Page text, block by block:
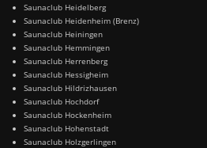
Saunaclub Heidelberg
Saunaclub Heidenheim (Brenz)
Saunaclub Heiningen
Saunaclub Hemmingen
Saunaclub Herrenberg
Saunaclub Hessigheim
Saunaclub Hildrizhausen
Saunaclub Hochdorf
Saunaclub Hockenheim
Saunaclub Hohenstadt
Saunaclub Holzgerlingen